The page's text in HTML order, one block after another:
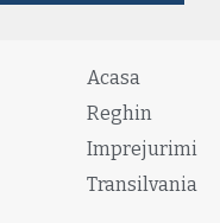
Acasa
Reghin
Imprejurimi
Transilvania